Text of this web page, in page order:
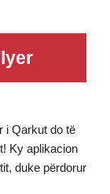
i Qarkut do të
Ky aplikacion
duke përdorur